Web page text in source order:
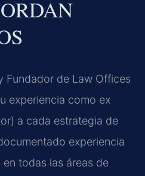
Fundador de Law Offices
experiencia como ex
a cada estrategia de
experiencia
todas las áreas de